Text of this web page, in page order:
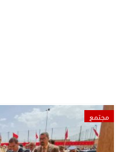
مجتمع